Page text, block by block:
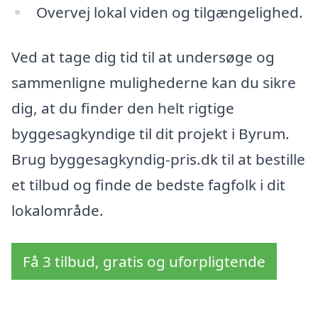
Overvej lokal viden og tilgængelighed.
Ved at tage dig tid til at undersøge og
sammenligne mulighederne kan du sikre
dig, at du finder den helt rigtige
byggesagkyndige til dit projekt i Byrum.
Brug byggesagkyndig-pris.dk til at bestille
et tilbud og finde de bedste fagfolk i dit
lokalområde.
Få 3 tilbud, gratis og uforpligtende